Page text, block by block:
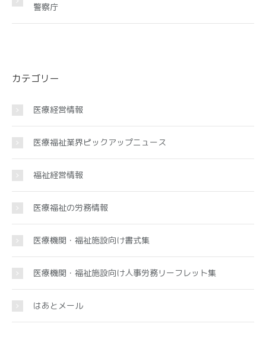
警察庁
カテゴリー
医療経営情報
医療福祉業界ピックアップニュース
福祉経営情報
医療福祉の労務情報
医療機関・福祉施設向け書式集
医療機関・福祉施設向け人事労務リーフレット集
はあとメール